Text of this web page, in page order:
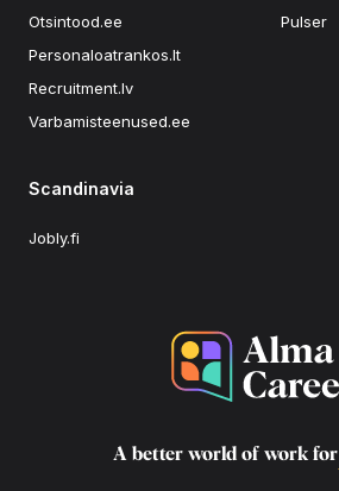
Otsintood.ee
Personaloatrankos.lt
Recruitment.lv
Varbamisteenused.ee
Pulser
Scandinavia
Jobly.fi
A better world of work for